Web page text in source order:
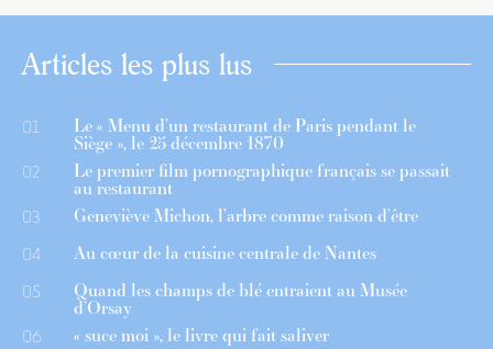
Articles les plus lus
01 Le « Menu d’un restaurant de Paris pendant le
Siège », le 25 décembre 1870
02 Le premier film pornographique français se passait
au restaurant
03 Geneviève Michon, l’arbre comme raison d’être
04 Au cœur de la cuisine centrale de Nantes
05 Quand les champs de blé entraient au Musée
d’Orsay
06 « suce moi », le livre qui fait saliver